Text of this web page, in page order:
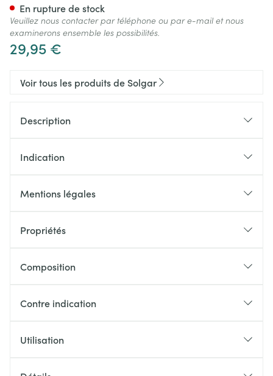
29,95 €
En rupture de stock
Veuillez nous contacter par téléphone ou par e-mail et nous
examinerons ensemble les possibilités.
Voir tous les produits de Solgar
Description
Indication
Mentions légales
Propriétés
Composition
Contre indication
Utilisation